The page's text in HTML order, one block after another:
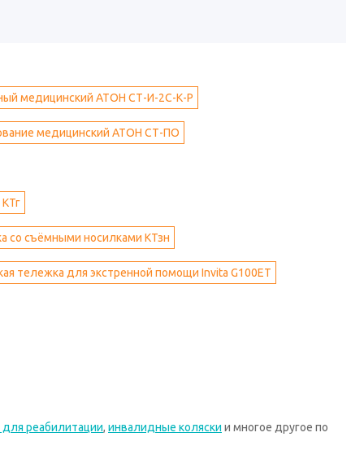
медицинский АТОН СТ-И-2С-К-Р
медицинский АТОН СТ-ПО
со съёмными носилками КТзн
тележка для экстренной помощи Invita G100ET
реабилитации, инвалидные коляски и многое другое по